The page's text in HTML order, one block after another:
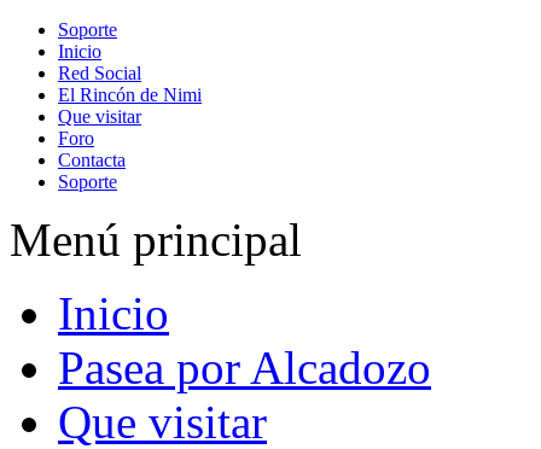
Soporte
Inicio
Red Social
El Rincón de Nimi
Que visitar
Foro
Contacta
Soporte
Menú principal
Inicio
Pasea por Alcadozo
Que visitar